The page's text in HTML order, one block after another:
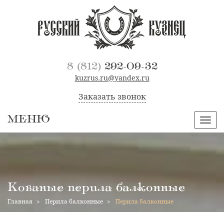
8 (812)292-09-32
kuzrus.ru@yandex.ru
Заказать звонок
МЕНЮ
Кованые перила балконные
Главная Перила балконные Перила балконные